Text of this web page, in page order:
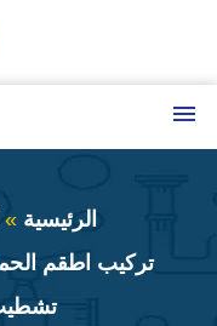
المحتوى
الرئيسية